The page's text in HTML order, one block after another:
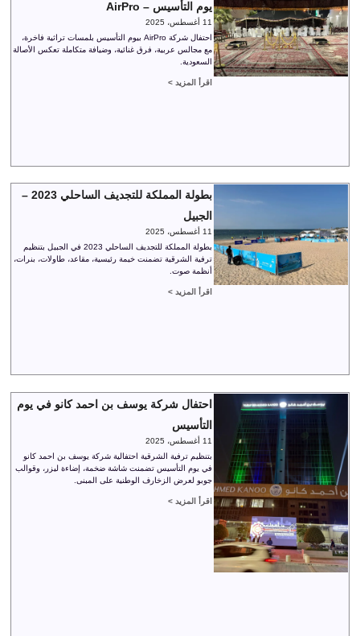
يوم التأسيس – AirPro
11 أغسطس، 2025
احتفال شركة AirPro بيوم التأسيس بلمسات تراثية فاخرة،
مع مجالس عربية، فرق غنائية، وضيافة متكاملة تعكس الأصالة
السعودية.
اقرأ المزيد >
بطولة المملكة للتجديف الساحلي 2023 –
الجبيل
11 أغسطس، 2025
بطولة المملكة للتجديف الساحلي 2023 في الجبيل بتنظيم
ترفية الشرقية تضمنت خيمة رئيسية، مقاعد، طاولات، بنرات،
أنظمة صوت.
اقرأ المزيد >
احتفال شركة يوسف بن احمد كانو في يوم
التأسيس
11 أغسطس، 2025
بتنظيم ترفية الشرقية احتفالية شركة يوسف بن احمد كانو
في يوم التأسيس تضمنت شاشة ضخمة، إضاءة ليزر، وقوالب
جوبو لعرض الزخارف الوطنية على المبنى.
اقرأ المزيد >